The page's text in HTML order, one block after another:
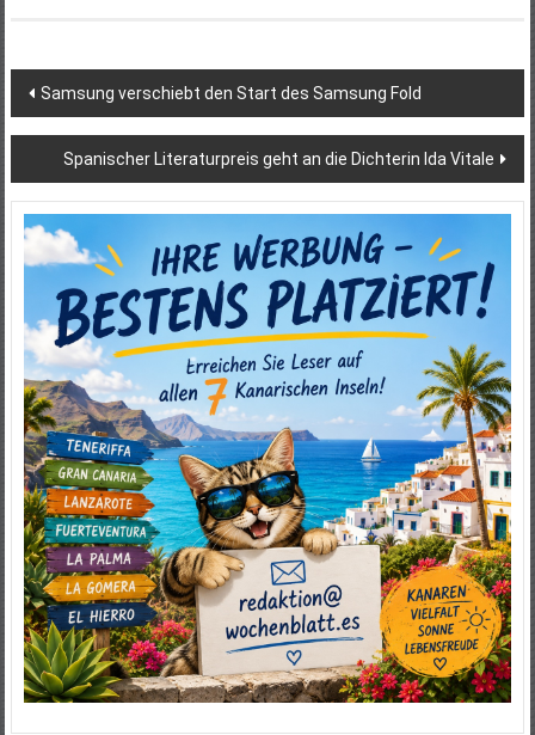
Beitragsnavigation
Samsung verschiebt den Start des Samsung Fold
Spanischer Literaturpreis geht an die Dichterin Ida Vitale